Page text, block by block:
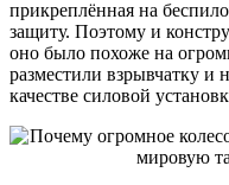
прикреплённая на
защиту. Поэтому и
оно было похоже на
разместили взрывчатку и
качестве силовой